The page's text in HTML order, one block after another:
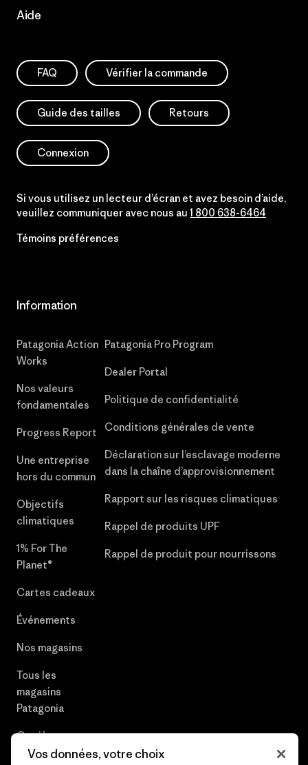
Aide
FAQ Vérifier la commande
Guide des tailles Retours
Connexion
Si vous utilisez un lecteur d’écran et avez besoin d’aide,
veuillez communiquer avec nous au 1 800 638-6464
Témoins préférences
Information
Patagonia Action
Works
Nos valeurs
fondamentales
Progress Report
Une entreprise
hors du commun
Objectifs
climatiques
1% For The
Planet®
Cartes cadeaux
Événements
Nos magasins
Tous les
magasins
Patagonia
Carrières
Patagonia Pro Program
Dealer Portal
Politique de confidentialité
Conditions générales de vente
Déclaration sur l’esclavage moderne
dans la chaîne d’approvisionnement
Rapport sur les risques climatiques
Rappel de produits UPF
Rappel de produit pour nourrissons
Vos données, votre choix